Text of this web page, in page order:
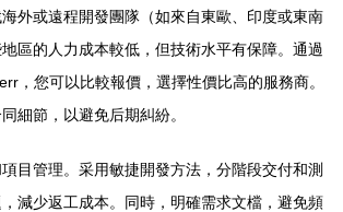
外或遠程開發團隊（如來自東歐、印度或東南
區的人力成本較低，但技術水平有保障。通過
，您可以比較報價，選擇性價比高的服務商。
細節，以避免后期糾紛。
目管理。采用敏捷開發方法，分階段交付和測
減少返工成本。同時，明確需求文檔，避免頻